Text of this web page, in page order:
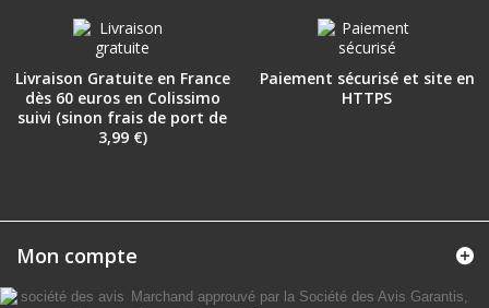
Livraison Gratuite en France
dès 60 euros en Colissimo
suivi (sinon frais de port de
3,99 €)
Paiement sécurisé et site en
HTTPS
Mon compte
Marchand approuvé par la Société des Avis Garantis,